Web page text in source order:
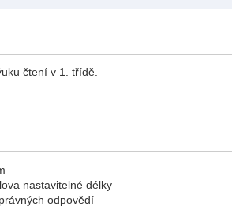
čtení v 1. třídě.
nastavitelné délky
odpovědí